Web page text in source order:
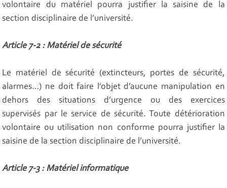
volontaire du matériel pourra justifier la saisine de la
section disciplinaire de l’université.
Article 7-2 : Matériel de sécurité
Le matériel de sécurité (extincteurs, portes de sécurité,
alarmes…) ne doit faire l’objet d’aucune manipulation en
dehors des situations d’urgence ou des exercices
supervisés par le service de sécurité. Toute détérioration
volontaire ou utilisation non conforme pourra justifier la
saisine de la section disciplinaire de l’université.
Article 7-3 : Matériel informatique